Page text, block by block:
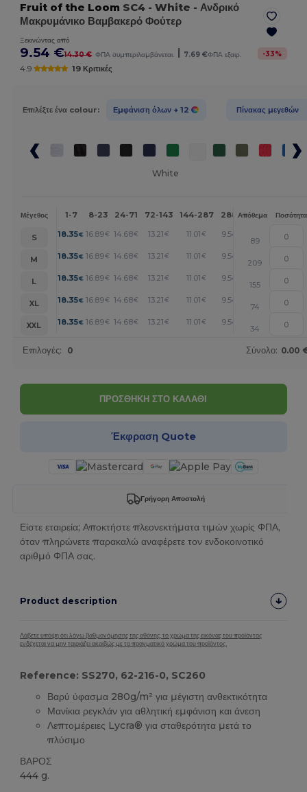
Fruit of the Loom SC4 - White - Ανδρικό
Μακρυμάνικο Βαμβακερό Φούτερ
Ξεκινώντας από
9.54 €14.30 € ΦΠΑ συμπεριλαμβάνεται. | 7.69 €ΦΠΑ εξαιρ. -33%
4.9 19 Κριτικές
Επιλέξτε ένα colour: Εμφάνιση όλων + 12 Πίνακας μεγεθών
White
Μέγεθος 1-7 8-23 24-71 72-143 144-287 288 + Περισσότερα
Απόθεμα Ποσότητα
S 18.35€ 16.89€ 14.68€ 13.21€ 11.01 € 9.54
89
M
18.35€ 16.89€ 14.68€ 13.21€ 11.01 € 9.54
209
L
18.35€ 16.89€ 14.68€ 13.21€ 11.01 € 9.54
155
XL
18.35€ 16.89€ 14.68€ 13.21€ 11.01 € 9.54
74
XXL
18.35€ 16.89€ 14.68€ 13.21€ 11.01 € 9.54
34
Επιλογές: 0 Σύνολο: 0.00
ΠΡΟΣΘΗΚΗ ΣΤΟ ΚΑΛΑΘΙ
Έκφραση Quote
Γρήγορη Αποστολή
Είστε εταιρεία; Αποκτήστε πλεονεκτήματα τιμών χωρίς ΦΠΑ,
όταν πληρώνετε παρακαλώ αναφέρετε τον ενδοκοινοτικό
αριθμό ΦΠΑ σας.
Product description
Λάβετε υπόψη ότι λόγω βαθμονόμησης της οθόνης, το χρώμα της εικόνας του προϊόντος
ενδέχεται να μην ταιριάζει ακριβώς με το πραγματικό χρώμα του προϊόντος.
Reference: SS270, 62-216-0, SC260
Βαρύ ύφασμα 280g/m² για μέγιστη ανθεκτικότητα
Μανίκια ρεγκλάν για αθλητική εμφάνιση και άνεση
Λεπτομέρειες Lycra® για σταθερότητα μετά το
πλύσιμο
ΒΑΡΟΣ
444 g.